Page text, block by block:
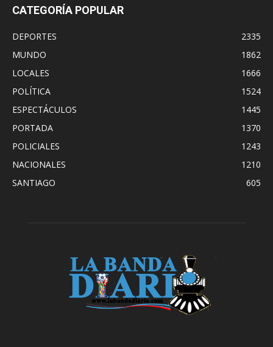
CATEGORÍA POPULAR
DEPORTES
2335
MUNDO
1862
LOCALES
1666
POLÍTICA
1524
ESPECTÁCULOS
1445
PORTADA
1370
POLICIALES
1243
NACIONALES
1210
SANTIAGO
605